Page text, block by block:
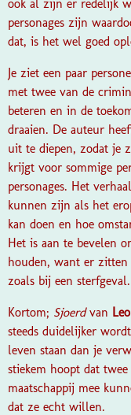
ook al zijn er redelijk
personages zijn
dat, is het wel goed
Je ziet een paar
met twee van de
beteren en in de
draaien. De auteur
uit te diepen, zodat je
krijgt voor sommige
personages. Het
kunnen zijn als het
kan doen en hoe
Het is aan te bevelen
houden, want er zitten
zoals bij een sterfgeval.
Kortom; Sjoerdvan
steeds duidelijker
leven staan dan je
stiekem hoopt dat
maatschappij mee
dat ze echt willen.